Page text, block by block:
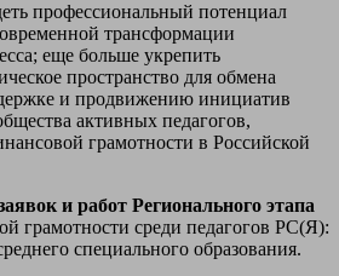
профессиональный потенциал
трансформации
еще больше укрепить
пространство для обмена
и продвижению инициатив
активных педагогов,
грамотности в Российской
и работ Регионального этапа
грамотности среди педагогов РС(Я):
специального образования.